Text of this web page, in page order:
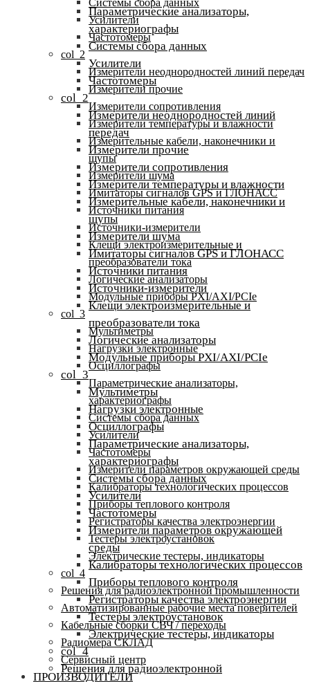
Системы сбора данных
Усилители
Частотомеры
col_2
Измерители неоднородностей линий передач
Измерители прочие
Измерители сопротивления
Измерители температуры и влажности
Измерительные кабели, наконечники и
щупы
Измерители шума
Имитаторы сигналов GPS и ГЛОНАСС
Источники питания
Источники-измерители
Клещи электроизмерительные и
преобразователи тока
Логические анализаторы
Модульные приборы PXI/AXI/PCIe
col_3
Мультиметры
Нагрузки электронные
Осциллографы
Параметрические анализаторы,
характериографы
Системы сбора данных
Усилители
Частотомеры
Измерители параметров окружающей среды
Калибраторы технологических процессов
Приборы теплового контроля
Регистраторы качества электроэнергии
Тестеры электроустановок
Электрические тестеры, индикаторы
col_4
Решения для радиоэлектронной промышленности
Автоматизированные рабочие места поверителей
Кабельные сборки СВЧ / переходы
Радиомера СКЛАД
Сервисный центр
ПРОИЗВОДИТЕЛИ
Параметрические анализаторы,
характериографы
Системы сбора данных
Усилители
Частотомеры
col_2
Измерители неоднородностей линий
передач
Измерители прочие
Измерители сопротивления
Измерители температуры и влажности
Измерительные кабели, наконечники и
щупы
Измерители шума
Имитаторы сигналов GPS и ГЛОНАСС
Источники питания
Источники-измерители
Клещи электроизмерительные и
преобразователи тока
Логические анализаторы
Модульные приборы PXI/AXI/PCIe
col_3
Мультиметры
Нагрузки электронные
Осциллографы
Параметрические анализаторы,
характериографы
Системы сбора данных
Усилители
Частотомеры
Измерители параметров окружающей
среды
Калибраторы технологических процессов
Приборы теплового контроля
Регистраторы качества электроэнергии
Тестеры электроустановок
Электрические тестеры, индикаторы
col_4
Решения для радиоэлектронной